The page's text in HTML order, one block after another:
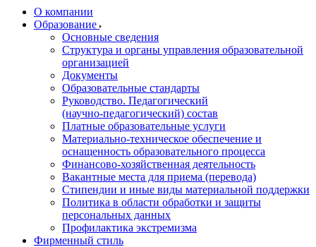
О компании
Образование
Основные сведения
Структура и органы управления образовательной
организацией
Документы
Образовательные стандарты
Руководство. Педагогический
(научно‑педагогический) состав
Платные образовательные услуги
Материально-техническое обеспечение и
оснащенность образовательного процесса
Финансово-хозяйственная деятельность
Вакантные места для приема (перевода)
Стипендии и иные виды материальной поддержки
Политика в области обработки и защиты
персональных данных
Профилактика экстремизма
Фирменный стиль